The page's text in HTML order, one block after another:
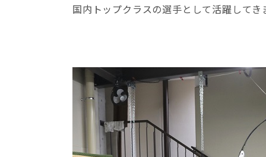
国内トップクラスの選手として活躍してき